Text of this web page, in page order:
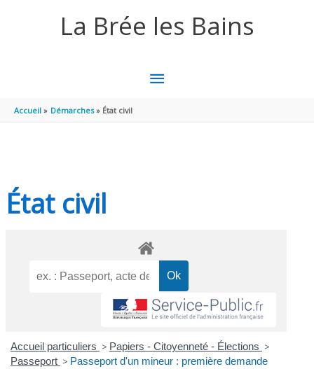
La Brée les Bains
MENU
Accueil Démarches État civil
État civil
Accueil particuliers > Papiers - Citoyenneté - Élections >
Passeport > Passeport d'un mineur : première demande